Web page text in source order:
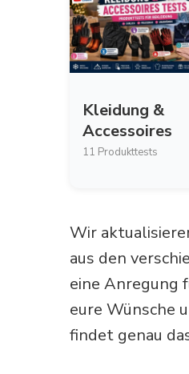
Kleidung &
Accessoires
11 Produkttests
Wir
aus den
eine Anregung
eure Wünsche
findet genau